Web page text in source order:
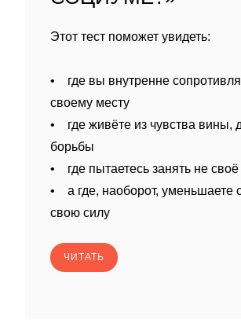
Этот тест поможет увидеть:
• где вы внутренне
своему месту
• где живёте из чувства вины,
борьбы
• где пытаетесь занять не
• а где, наоборот, уменьшаете
свою силу
ЧИТАТЬ